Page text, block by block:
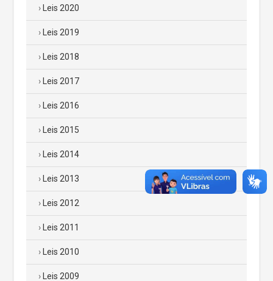
Leis 2020
Leis 2019
Leis 2018
Leis 2017
Leis 2016
Leis 2015
Leis 2014
Leis 2013
Leis 2012
Leis 2011
Leis 2010
Leis 2009